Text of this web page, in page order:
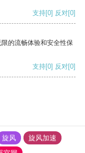
支持[0] 反对[0]
的流畅体验和安全性保
支持[0] 反对[0]
旋风
旋风加速